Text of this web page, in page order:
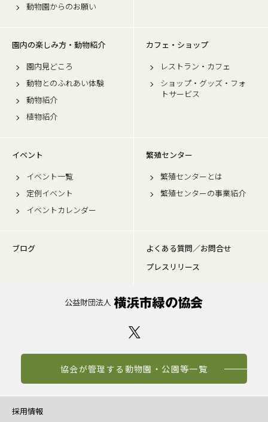
動物園からのお願い
園内の楽しみ方・動物紹介
園内見どころ
動物とのふれあい体験
動物紹介
植物紹介
カフェ・ショップ
レストラン・カフェ
ショップ・グッズ・フォ
トサービス
イベント
イベント一覧
定例イベント
イベントカレンダー
繁殖センター
繁殖センターとは
繁殖センターの事業紹介
ブログ
よくある質問／お問合せ
プレスリリース
協会が管理する動物園・公園等一覧
採用情報